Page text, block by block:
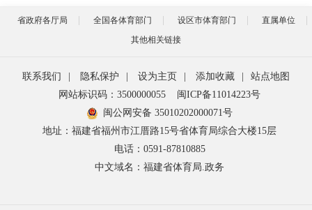
省政府各厅局 全国各体育部门 设区市体育部门
直属单位
其他相关链接
联系我们 隐私保护 设为主页 添加收藏
站点地图
网站标识码：3500000055
闽ICP备11014223号
闽公网安备 35010202000071号
地址：福建省福州市江厝路15号省体育局综合大楼15层
电话：0591-87810885
中文域名：福建省体育局.政务